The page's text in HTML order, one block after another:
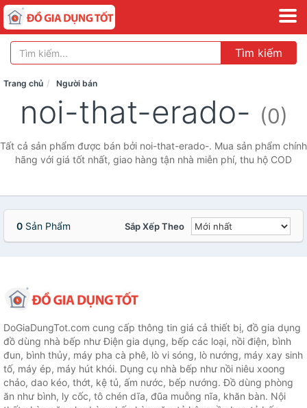
Tìm kiếm
Trang chủ Người bán
noi-that-erado- (0)
Tất cả sản phẩm được bán bởi noi-that-erado-. Mua sản phẩm chính
hãng với giá tốt nhất, giao hàng tận nhà miễn phí, thu hộ COD
0 Sản Phẩm Sắp Xếp Theo
DoGiaDungTot.com cung cấp thông tin giá cả thiết bị, đồ gia dụng
đồ dùng nhà bếp như Điện gia dụng, bếp các loại, nồi điện, bình
đun, bình thủy, máy pha cà phê, lò vi sóng, lò nướng, máy xay sinh
tố, máy ép, máy hút khói. Dụng cụ nhà bếp như nồi niêu xoong
chảo, dao kéo, thớt, kệ tủ, ấm nước, bếp nướng. Đồ dùng phòng
ăn như bình, ly cốc, tô chén dĩa, đũa muỗng nĩa, khăn bàn. Nội